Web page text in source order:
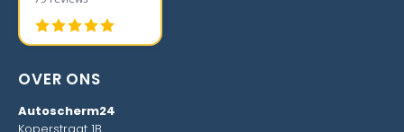
OVER ONS
Autoscherm24